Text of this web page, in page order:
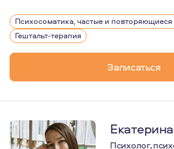
Ведущими ценностями в работе
Исследование себя через призму
Психосоматика, частые и
Гештальт-терапия
Записаться
Екатерина
Психолог,